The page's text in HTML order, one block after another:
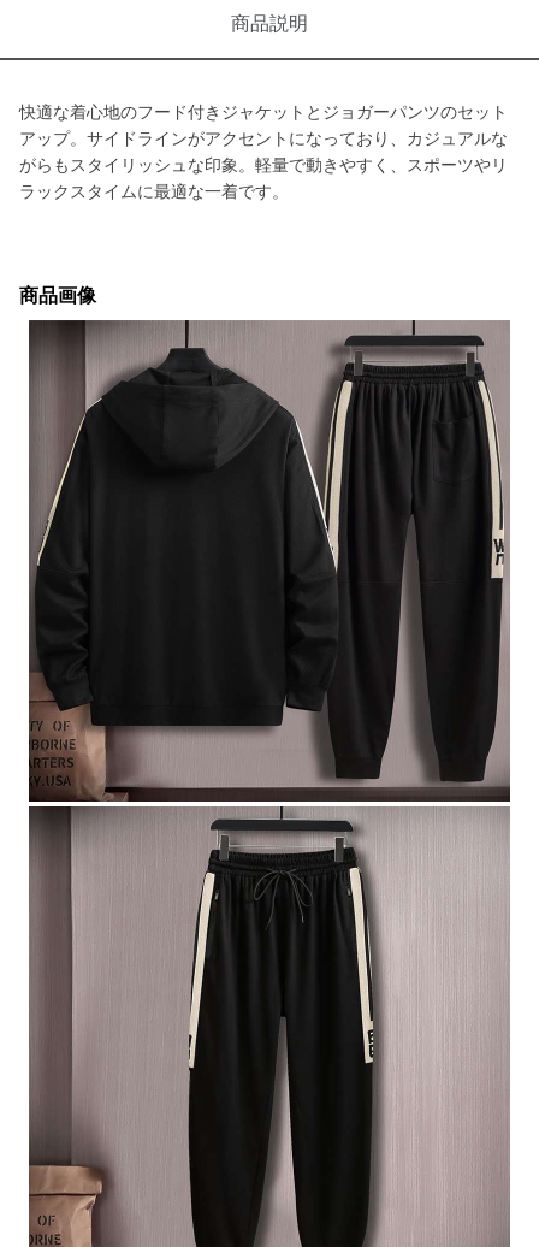
商品説明
快適な着心地のフード付きジャケットとジョガーパンツのセット
アップ。サイドラインがアクセントになっており、カジュアルな
がらもスタイリッシュな印象。軽量で動きやすく、スポーツやリ
ラックスタイムに最適な一着です。
商品画像